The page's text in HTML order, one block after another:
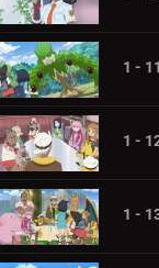
1 - 11
1 -
1 -